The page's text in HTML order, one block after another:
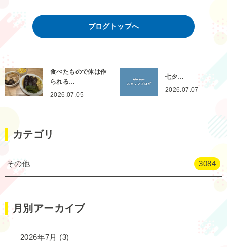
ブログトップへ
食べたもので体は作
られる…
2026.07.05
七夕…
2026.07.07
カテゴリ
その他 3084
月別アーカイブ
2026年7月 (3)